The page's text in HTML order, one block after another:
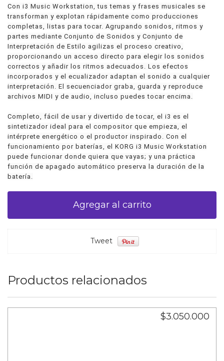
Con i3 Music Workstation, tus temas y frases musicales se
transforman y explotan rápidamente como producciones
completas, listas para tocar. Agrupando sonidos, ritmos y
partes mediante Conjunto de Sonidos y Conjunto de
Interpretación de Estilo agilizas el proceso creativo,
proporcionando un acceso directo para elegir los sonidos
correctos y añadir los ritmos adecuados. Los efectos
incorporados y el ecualizador adaptan el sonido a cualquier
interpretación. El secuenciador graba, guarda y reproduce
archivos MIDI y de audio, incluso puedes tocar encima.
Completo, fácil de usar y divertido de tocar, el i3 es el
sintetizador ideal para el compositor que empieza, el
intérprete energético o el productor inspirado. Con el
funcionamiento por baterías, el KORG i3 Music Workstation
puede funcionar donde quiera que vayas; y una práctica
función de apagado automático preserva la duración de la
batería.
Tweet
Productos relacionados
$3.050.000